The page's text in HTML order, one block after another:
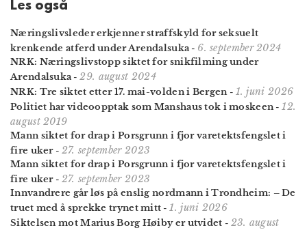
Les også
Næringslivsleder erkjenner straffskyld for seksuelt
krenkende atferd under Arendalsuka - 6. september 2024
NRK: Næringslivstopp siktet for snikfilming under
Arendalsuka -29. august 2024
NRK: Tre siktet etter 17. mai-volden i Bergen- 1. juni 2026
Politiet har videoopptak som Manshaus tok i moskeen-12.
august 2019
Mann siktet for drap i Porsgrunn i fjor varetektsfengslet i
fire uker- 27. september 2023
Mann siktet for drap i Porsgrunn i fjor varetektsfengslet i
fire uker- 27. september 2023
Innvandrere går løs på enslig nordmann i Trondheim: – De
truet med å sprekke trynet mitt -1. juni 2026
Siktelsen mot Marius Borg Høiby er utvidet - 23. august